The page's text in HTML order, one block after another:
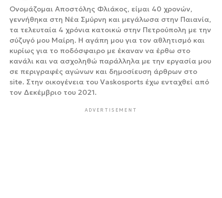
Ονομάζομαι Αποστόλης Φλιάκος, είμαι 40 χρονών,
γεννήθηκα στη Νέα Σμύρνη και μεγάλωσα στην Παιανία,
τα τελευταία 4 χρόνια κατοικώ στην Πετρούπολη με την
σύζυγό μου Μαίρη. Η αγάπη μου για τον αθλητισμό και
κυρίως για το ποδόσφαιρο με έκαναν να έρθω στο
κανάλι και να ασχοληθώ παράλληλα με την εργασία μου
σε περιγραφές αγώνων και δημοσίευση άρθρων στο
site. Στην οικογένεια του Vaskosports έχω ενταχθεί από
τον Δεκέμβριο του 2021.
ADVERTISEMENT